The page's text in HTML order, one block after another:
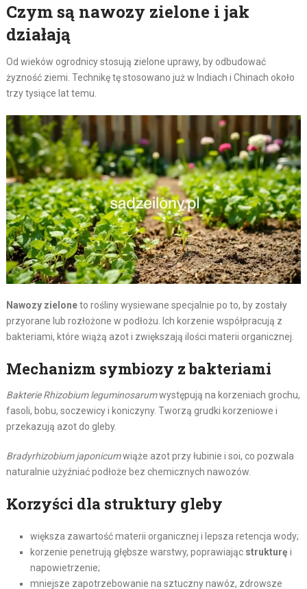
Czym są nawozy zielone i jak
działają
Od wieków ogrodnicy stosują zielone uprawy, by odbudować
żyzność ziemi. Technikę tę stosowano już w Indiach i Chinach około
trzy tysiące lat temu.
Nawozy zieloneto rośliny wysiewane specjalnie po to, by zostały
przyorane lub rozłożone w podłożu. Ich korzenie współpracują z
bakteriami, które wiążą azot i zwiększają ilości materii organicznej.
Mechanizm symbiozy z bakteriami
Bakterie Rhizobium leguminosarumwystępują na korzeniach grochu,
fasoli, bobu, soczewicy i koniczyny. Tworzą grudki korzeniowe i
przekazują azot do gleby.
Bradyrhizobium japonicumwiąże azot przy łubinie i soi, co pozwala
naturalnie użyźniać podłoże bez chemicznych nawozów.
Korzyści dla struktury gleby
większa zawartość materii organicznej i lepsza retencja wody;
korzenie penetrują głębsze warstwy, poprawiając strukturęi
napowietrzenie;
mniejsze zapotrzebowanie na sztuczny nawóz, zdrowsze